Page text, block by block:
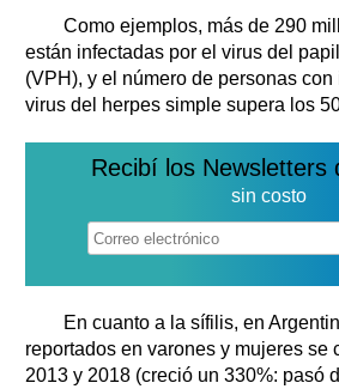
Como ejemplos, más de 290
están infectadas por el virus del
(VPH), y el número de personas
virus del herpes simple supera los
Recibí los Newsletters
sin costo
En cuanto a la sífilis, en
reportados en varones y mujeres se
2013 y 2018 (creció un 330%: pasó